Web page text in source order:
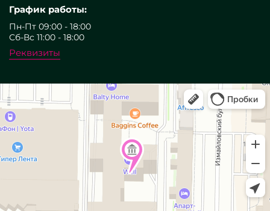
График работы:
Пн-Пт 09:00 - 18:00
Сб-Вс 11:00 - 18:00
Реквизиты